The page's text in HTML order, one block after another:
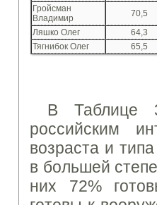
Гройсман
Владимир
70,5
Ляшко Олег
64,3
Тягнибок Олег
65,5
В Таблице 3
российским
возраста и
в большей
них 72%